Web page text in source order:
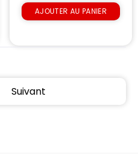
AJOUTER AU PANIER
Suivant